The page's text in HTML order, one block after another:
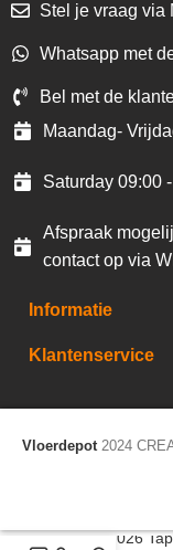
Stel je vraag via
Whatsapp met
Bel met de
Maandag-
Saturday 09:00
Afspraak
contact op via
Informatie
Klantenservice
Vloerdepot 2024
Trend 026